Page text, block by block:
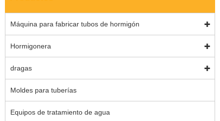
Máquina para fabricar tubos de hormigón
Hormigonera
dragas
Moldes para tuberías
Equipos de tratamiento de agua